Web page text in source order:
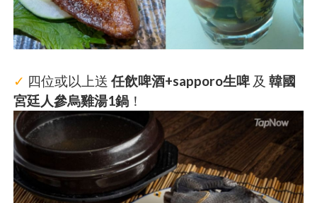
✓ 四位或以上送任飲啤酒+sapporo生啤及 韓國
宮廷人參烏雞湯1鍋 ！